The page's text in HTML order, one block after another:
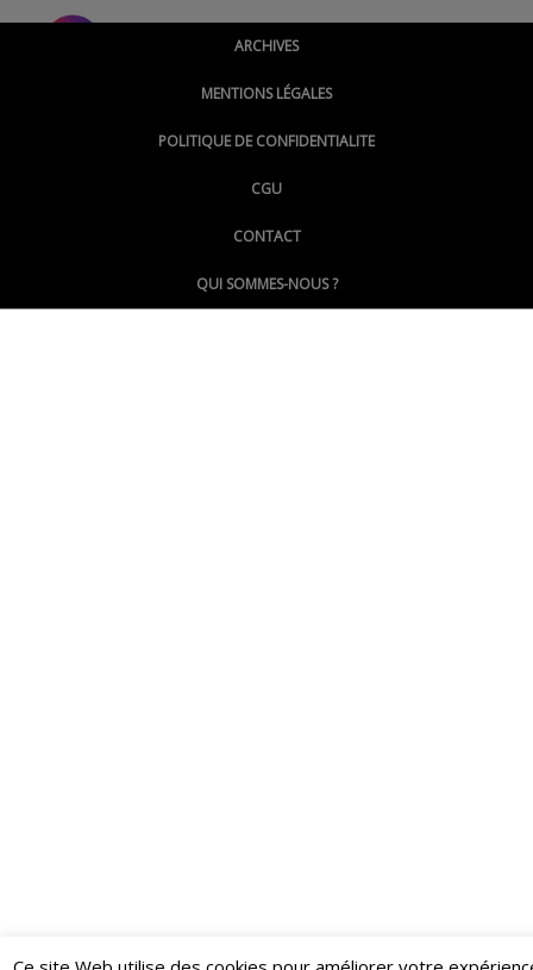
@montpellierpoinginfo
@LePoingMontpellier
ARCHIVES
MENTIONS LÉGALES
POLITIQUE DE CONFIDENTIALITE
CGU
CONTACT
QUI SOMMES-NOUS ?